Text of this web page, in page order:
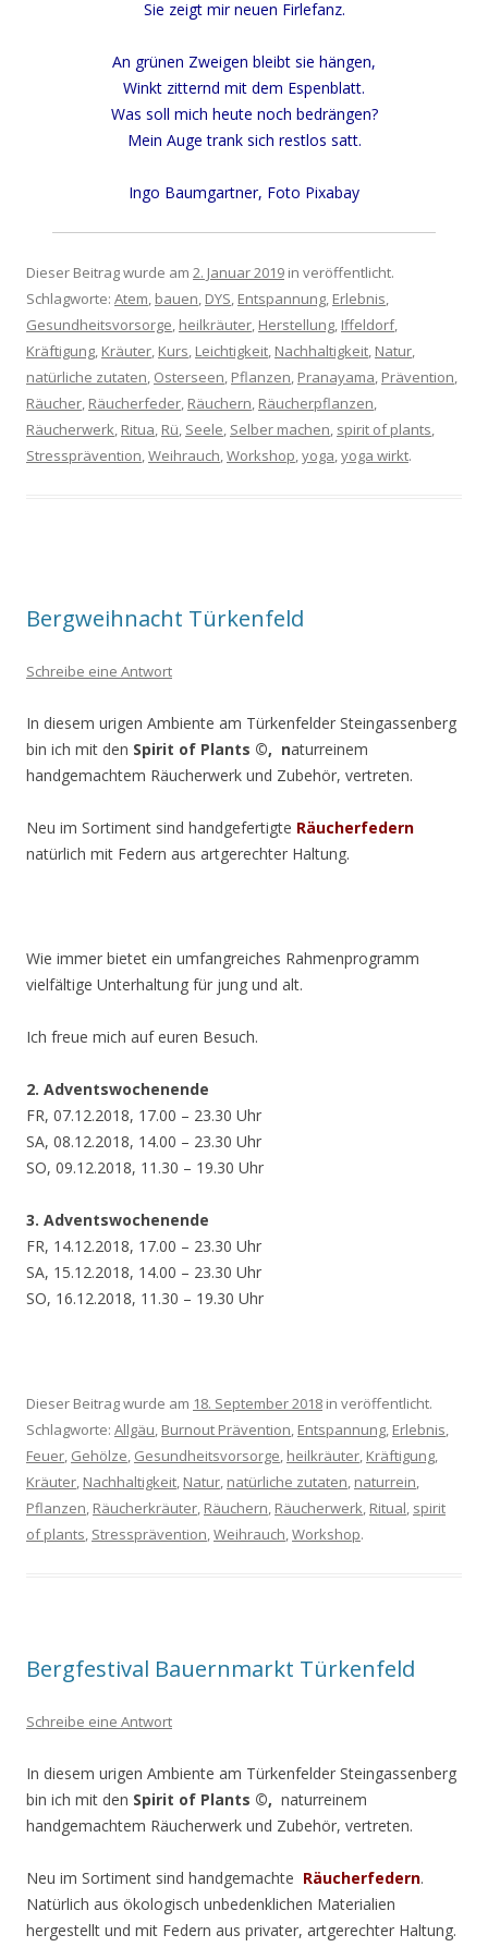
Sie zeigt mir neuen Firlefanz.
An grünen Zweigen bleibt sie hängen,
Winkt zitternd mit dem Espenblatt.
Was soll mich heute noch bedrängen?
Mein Auge trank sich restlos satt.
Ingo Baumgartner, Foto Pixabay
Dieser Beitrag wurde am 2. Januar 2019 in veröffentlicht.
Schlagworte: Atem, bauen, DYS, Entspannung, Erlebnis,
Gesundheitsvorsorge, heilkräuter, Herstellung, Iffeldorf,
Kräftigung, Kräuter, Kurs, Leichtigkeit, Nachhaltigkeit, Natur,
natürliche zutaten, Osterseen, Pflanzen, Pranayama, Prävention,
Räucher, Räucherfeder, Räuchern, Räucherpflanzen,
Räucherwerk, Ritua, Rü, Seele, Selber machen, spirit of plants,
Stressprävention,Weihrauch,Workshop,yoga,yoga wirkt.
Bergweihnacht Türkenfeld
Schreibe eine Antwort
In diesem urigen Ambiente am Türkenfelder Steingassenberg
bin ich mit den Spirit of Plants ©, naturreinem
handgemachtem Räucherwerk und Zubehör, vertreten.
Neu im Sortiment sind handgefertigte Räucherfedern
natürlich mit Federn aus artgerechter Haltung.
Wie immer bietet ein umfangreiches Rahmenprogramm
vielfältige Unterhaltung für jung und alt.
Ich freue mich auf euren Besuch.
2. Adventswochenende
FR, 07.12.2018, 17.00 – 23.30 Uhr
SA, 08.12.2018, 14.00 – 23.30 Uhr
SO, 09.12.2018, 11.30 – 19.30 Uhr
3. Adventswochenende
FR, 14.12.2018, 17.00 – 23.30 Uhr
SA, 15.12.2018, 14.00 – 23.30 Uhr
SO, 16.12.2018, 11.30 – 19.30 Uhr
Dieser Beitrag wurde am 18. September 2018 in veröffentlicht.
Schlagworte: Allgäu, Burnout Prävention, Entspannung, Erlebnis,
Feuer, Gehölze, Gesundheitsvorsorge, heilkräuter, Kräftigung,
Kräuter, Nachhaltigkeit, Natur, natürliche zutaten, naturrein,
Pflanzen, Räucherkräuter, Räuchern, Räucherwerk, Ritual, spirit
of plants, Stressprävention,Weihrauch,Workshop.
Bergfestival Bauernmarkt Türkenfeld
Schreibe eine Antwort
In diesem urigen Ambiente am Türkenfelder Steingassenberg
bin ich mit den Spirit of Plants ©, naturreinem
handgemachtem Räucherwerk und Zubehör, vertreten.
Neu im Sortiment sind handgemachte Räucherfedern.
Natürlich aus ökologisch unbedenklichen Materialien
hergestellt und mit Federn aus privater, artgerechter Haltung.